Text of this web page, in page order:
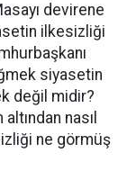
devirene
ilkesizliği
siyasetin
değil midir?
nasıl
ne görmüş